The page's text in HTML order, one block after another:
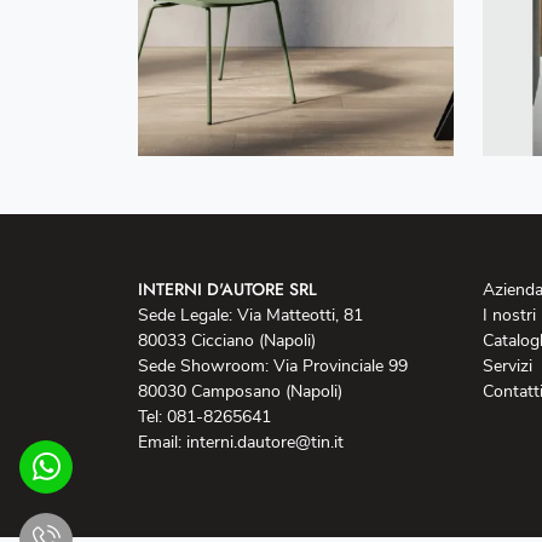
INTERNI D'AUTORE SRL
Sede Legale: Via Matteotti, 81
80033 Cicciano (Napoli)
Sede Showroom: Via Provinciale 99
80030 Camposano (Napoli)
Tel: 081-8265641
Email: interni.dautore@tin.it
Azienda
I nostri
Servizi
Contatti